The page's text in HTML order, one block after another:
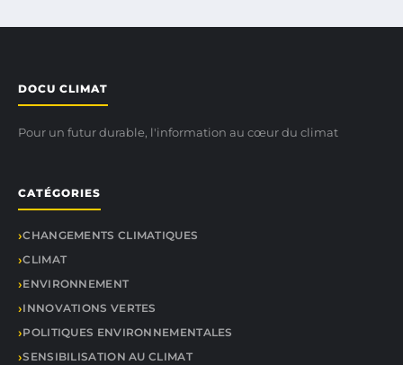
DOCU CLIMAT
Pour un futur durable, l'information au cœur du climat
CATÉGORIES
CHANGEMENTS CLIMATIQUES
CLIMAT
ENVIRONNEMENT
INNOVATIONS VERTES
POLITIQUES ENVIRONNEMENTALES
SENSIBILISATION AU CLIMAT